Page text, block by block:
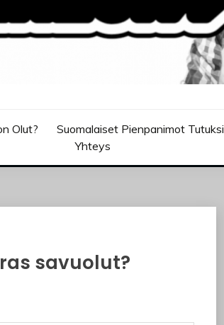
Olut? Suomalaiset Pienpanimot Tutuksi
Yhteys
savuolut?